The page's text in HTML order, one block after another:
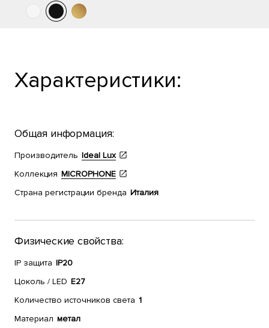
Характеристики:
Общая информация:
Производитель Ideal Lux
Коллекция MICROPHONE
Страна регистрации бренда Италия
Физические свойства:
IP защита IP20
Цоколь / LED E27
Количество источников света 1
Материал метал